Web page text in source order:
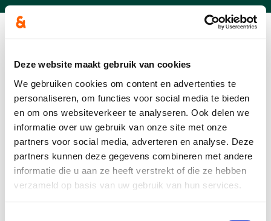
Deze website maakt gebruik van cookies
We gebruiken cookies om content en advertenties te
personaliseren, om functies voor social media te bieden
en om ons websiteverkeer te analyseren. Ook delen we
informatie over uw gebruik van onze site met onze
partners voor social media, adverteren en analyse. Deze
partners kunnen deze gegevens combineren met andere
informatie die u aan ze heeft verstrekt of die ze hebben
verzameld op basis van uw gebruik van hun services.